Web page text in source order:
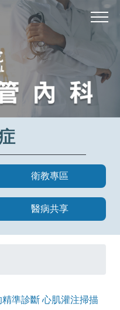
衛教專區
醫病共享
精準診斷 心肌灌注掃描